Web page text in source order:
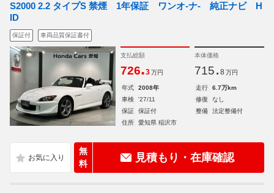
S2000 2.2 タイプS 禁煙 1年保証 ワンオ-ナ- 純正ナビ H
ID
保証付 車両品質保証書付
支払総額
726.3 万円
本体価格
715. 8 万円
年式 2008年 走行
6.7万km
車検
'27/11 修復
なし
保証
保証付 整備
法定整備付
住所
愛知県 稲沢市
無
料
見積もり・在庫確認